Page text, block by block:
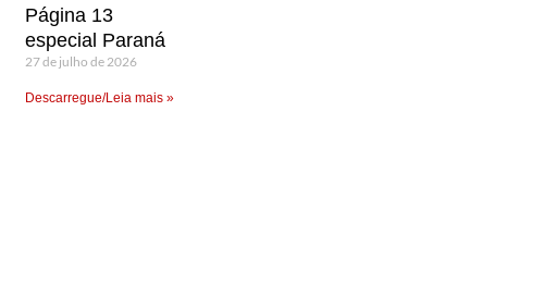
Página 13
especial Paraná
27 de julho de 2026
Descarregue/Leia mais »